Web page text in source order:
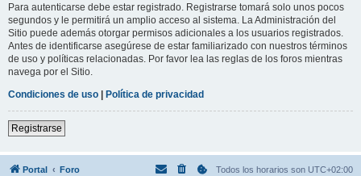
Para autenticarse debe estar registrado. Registrarse tomará solo unos pocos
segundos y le permitirá un amplio acceso al sistema. La Administración del
Sitio puede además otorgar permisos adicionales a los usuarios registrados.
Antes de identificarse asegúrese de estar familiarizado con nuestros términos
de uso y políticas relacionadas. Por favor lea las reglas de los foros mientras
navega por el Sitio.
Condiciones de uso | Política de privacidad
Registrarse
Portal Foro Todos los horarios son UTC+02:00